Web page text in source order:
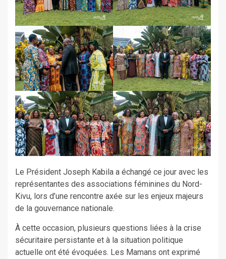
Le Président Joseph Kabila a échangé ce jour avec les
représentantes des associations féminines du Nord-
Kivu, lors d’une rencontre axée sur les enjeux majeurs
de la gouvernance nationale.
À cette occasion, plusieurs questions liées à la crise
sécuritaire persistante et à la situation politique
actuelle ont été évoquées. Les Mamans ont exprimé